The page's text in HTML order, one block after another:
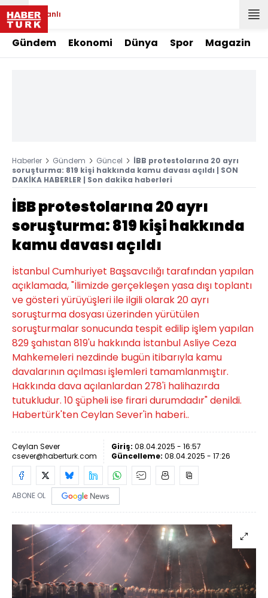
Canlı
Gündem Ekonomi Dünya Spor Magazin
Haberler Gündem Güncel
İBB protestolarına 20 ayrı
soruşturma: 819 kişi hakkında kamu davası açıldı | SON
DAKİKA HABERLER | Son dakika haberleri
İBB protestolarına 20 ayrı
soruşturma: 819 kişi hakkında
kamu davası açıldı
İstanbul Cumhuriyet Başsavcılığı tarafından yapılan
açıklamada, "İlimizde gerçekleşen yasa dışı toplantı
ve gösteri yürüyüşleri ile ilgili olarak 20 ayrı
soruşturma dosyası üzerinden yürütülen
soruşturmalar sonucunda tespit edilip işlem yapılan
829 şahıstan 819'u hakkında İstanbul Asliye Ceza
Mahkemeleri nezdinde bugün itibarıyla kamu
davalarının açılması işlemleri tamamlanmıştır.
Hakkında dava açılanlardan 278'i halihazırda
tutukludur. 10 şüpheli ise firari durumdadır" denildi.
Habertürk'ten Ceylan Sever'in haberi..
Ceylan Sever
csever@haberturk.com
Giriş: 08.04.2025 - 16:57
Güncelleme: 08.04.2025 - 17:26
ABONE OL